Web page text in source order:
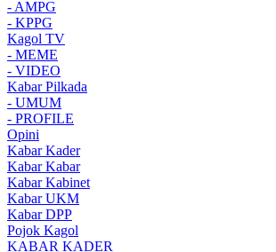
- AMPG
- KPPG
Kagol TV
- MEME
- VIDEO
Kabar Pilkada
- UMUM
- PROFILE
Opini
Kabar Kader
Kabar Kabar
Kabar Kabinet
Kabar UKM
Kabar DPP
Pojok Kagol
KABAR KADER